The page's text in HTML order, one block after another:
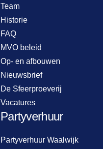
Team
Historie
FAQ
MVO beleid
Op- en afbouwen
Nieuwsbrief
De Sfeerproeverij
Vacatures
Partyverhuur
Partyverhuur Waalwijk